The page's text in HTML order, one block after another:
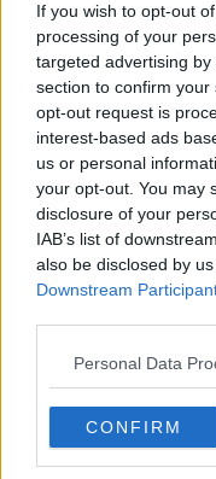
If you wish to opt-out
processing of your
targeted advertising
section to confirm
opt-out request is
interest-based ads
us or personal
your opt-out. You may
disclosure of your
IAB’s list of
also be disclosed by
Downstream
Personal Data
CONFIRM